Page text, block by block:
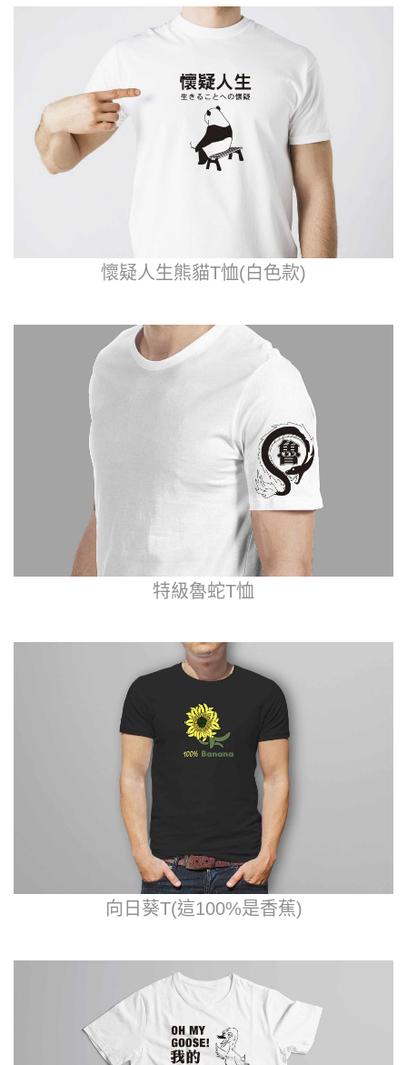
懷疑人生熊貓T恤(白色款)
特級魯蛇T恤
向日葵T(這100%是香蕉)